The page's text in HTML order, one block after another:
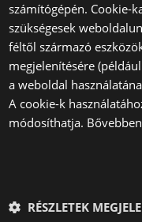
számítógépén. Cookie-
szükségesek
féltől származó
megjelenítésére
a weboldal
A cookie-k
módosíthatja. Bővebben
RÉSZLETEK